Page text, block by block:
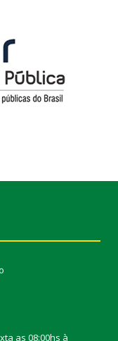
as 08:00hs à